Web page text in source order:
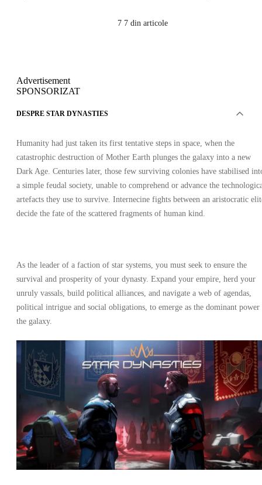
7 7 din articole
Advertisement
SPONSORIZAT
DESPRE STAR DYNASTIES
Humanity had just taken its first tentative steps in space, when the
catastrophic destruction of Mother Earth plunges the galaxy into a new
Dark Age. Centuries later, those few surviving colonies have stabilised
a simple feudal society, unable to comprehend or advance the
artefacts they use to survive. Internecine fights between an aristocratic
decide the fate of the scattered fragments of human kind.
As the leader of a faction of star systems, you must seek to ensure the
survival and prosperity of your dynasty. Expand your empire, herd your
unruly vassals, build political alliances, and navigate a web of agendas,
political intrigue and social obligations, to emerge as the dominant power
the galaxy.